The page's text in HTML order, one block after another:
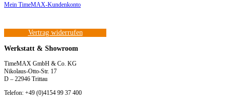
Mein TimeMAX-Kundenkonto
Vertrag widerrufen
Werkstatt & Showroom
TimeMAX GmbH & Co. KG
Nikolaus-Otto-Str. 17
D – 22946 Trittau
Telefon: +49 (0)4154 99 37 400